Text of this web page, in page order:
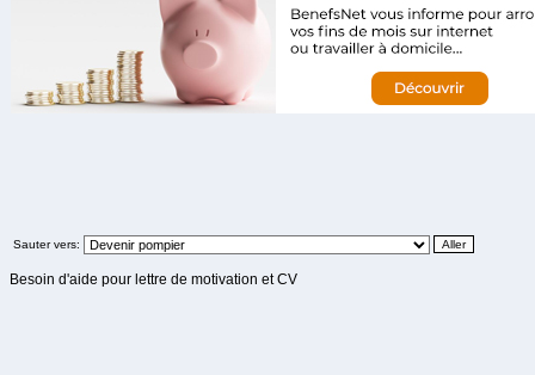
Sauter vers:
Besoin d'aide pour lettre de motivation et CV